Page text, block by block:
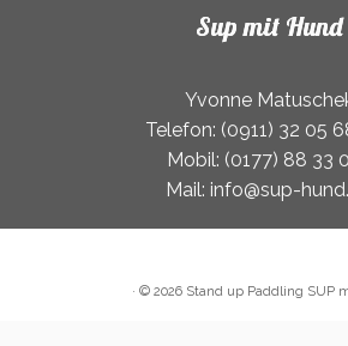
Produktseite
gewählt
Sup mit Hund
Yvonne
Telefon: (0911) 32 05
Mobil: (0177) 88 33
Mail: info@sup-
· © 2026 Stand up Paddling SUP